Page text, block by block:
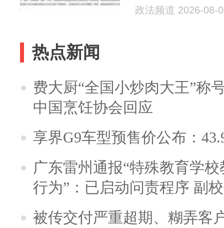
政法频道 2026-08-
热点新闻
费大厨“全国小炒肉大王”称
中国烹饪协会回应
享界G9车型预售价公布：
广东雷州通报“特殊教育学
行为”：已启动问责程序 副
被传交付严重超期、糊弄客